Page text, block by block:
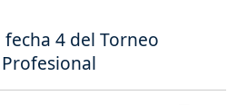
4 del Torneo